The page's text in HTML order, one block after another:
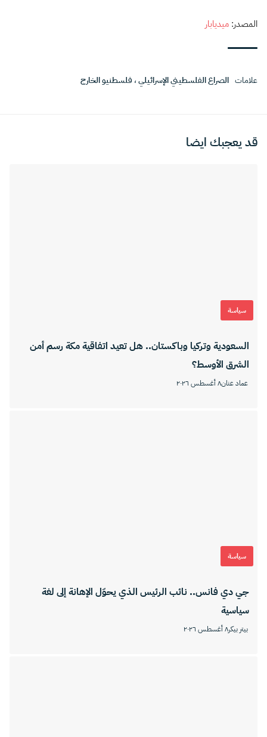
المصدر: ميديابار
علامات الصراع الفلسطيني الإسرائيلي، فلسطنيو الخارج
قد يعجبك ايضا
سياسة
السعودية وتركيا وباكستان.. هل تعيد اتفاقية مكة رسم أمن
الشرق الأوسط؟
عماد عنان٨ أغسطس ٢٠٢٦
سياسة
جي دي فانس.. نائب الرئيس الذي يحوّل الإهانة إلى لغة
سياسية
بيتر بيكر٨ أغسطس ٢٠٢٦